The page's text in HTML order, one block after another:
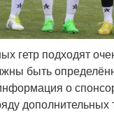
гетр подходят
быть
о
дополнительных